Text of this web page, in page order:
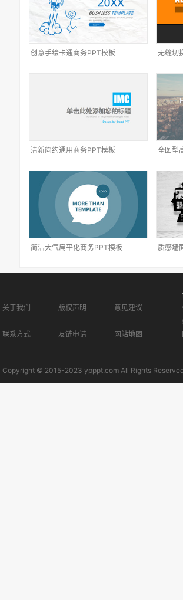
创意手绘卡通商务PPT模板 无缝切
清新简约通用商务PPT模板 全图型
简洁大气扁平化商务PPT模板 质感墙
关于我们 版权声明 意见建议
联系方式 友链申请 网站地图
Copyright © 2015-2023 ypppt.com All Rights